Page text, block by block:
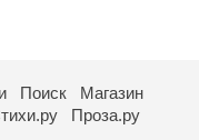
Поиск
Магазин
Проза.ру